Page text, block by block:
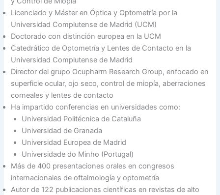
Licenciado y Máster en Óptica y Optometría por la
Universidad Complutense de Madrid (UCM)
Doctorado con distinción europea en la UCM
Catedrático de Optometría y Lentes de Contacto en la
Universidad Complutense de Madrid
Director del grupo Ocupharm Research Group, enfocado en
superficie ocular, ojo seco, control de miopía, aberraciones
corneales y lentes de contacto
Ha impartido conferencias en universidades como:
Universidad Politécnica de Cataluña
Universidad de Granada
Universidad Europea de Madrid
Universidade do Minho (Portugal)
Más de 400 presentaciones orales en congresos
internacionales de oftalmología y optometría
Autor de 122 publicaciones científicas en revistas de alto